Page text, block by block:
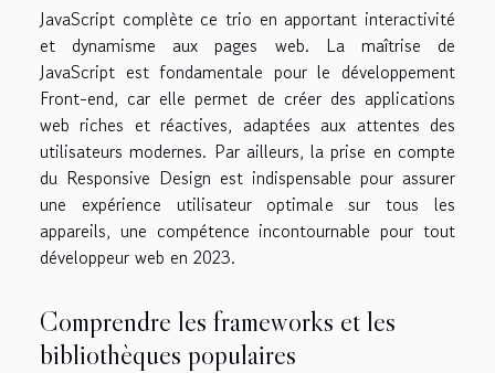
JavaScript complète ce trio en apportant interactivité
et dynamisme aux pages web. La maîtrise de
JavaScript est fondamentale pour le développement
Front-end, car elle permet de créer des applications
web riches et réactives, adaptées aux attentes des
utilisateurs modernes. Par ailleurs, la prise en compte
du Responsive Design est indispensable pour assurer
une expérience utilisateur optimale sur tous les
appareils, une compétence incontournable pour tout
développeur web en 2023.
Comprendre les frameworks et les
bibliothèques populaires